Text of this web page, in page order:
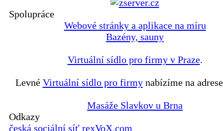
Spolupráce
Webové stránky a aplikace na míru
Bazény, sauny
Virtuální sídlo pro firmy v Praze.
Levné Virtuální sídlo pro firmynabízíme na
Masáže Slavkov u Brna
Odkazy
česká sociální síť rexVoX.com